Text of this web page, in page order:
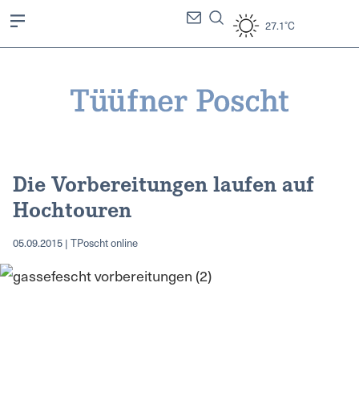
27.1°C
Die Vorbereitungen laufen auf
Hochtouren
05.09.2015 | TPoscht online